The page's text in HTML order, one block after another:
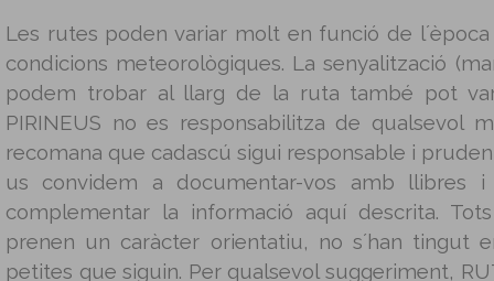
Les rutes poden variar molt en funció de
condicions meteorològiques. La senyalització
podem trobar al llarg de la ruta també pot
PIRINEUS no es responsabilitza de qualsevol
recomana que cadascú sigui responsable i
us convidem a documentar-vos amb llibres i
complementar la informació aquí descrita.
prenen un caràcter orientatiu, no s´han tingut
petites que siguin. Per qualsevol suggeriment,